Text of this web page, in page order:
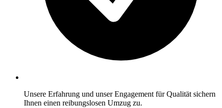
Unsere Erfahrung und unser Engagement für Qualität sichern
Ihnen einen reibungslosen Umzug zu.